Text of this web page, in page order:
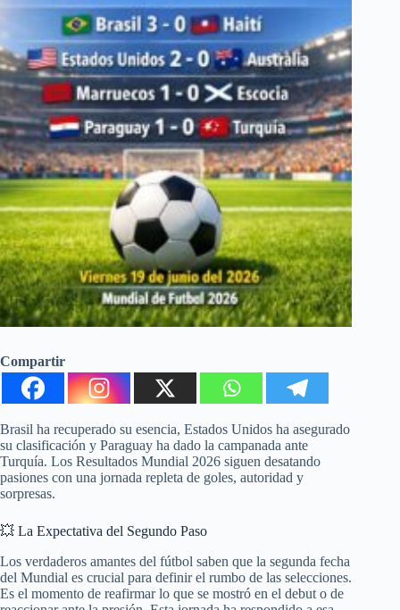
Compartir
Brasil ha recuperado su esencia, Estados Unidos ha asegurado
su clasificación y Paraguay ha dado la campanada ante
Turquía. Los Resultados Mundial 2026 siguen desatando
pasiones con una jornada repleta de goles, autoridad y
sorpresas.
💥 La Expectativa del Segundo Paso
Los verdaderos amantes del fútbol saben que la segunda fecha
del Mundial es crucial para definir el rumbo de las selecciones.
Es el momento de reafirmar lo que se mostró en el debut o de